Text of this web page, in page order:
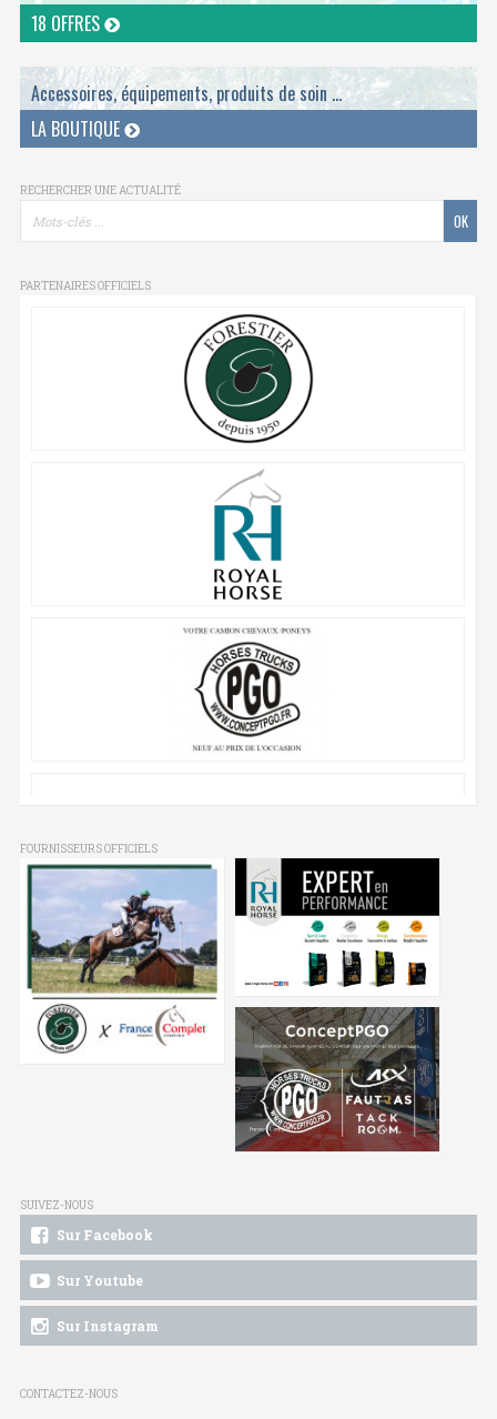
18 OFFRES
Accessoires, équipements, produits de soin ...
LA BOUTIQUE
RECHERCHER UNE ACTUALITÉ
PARTENAIRES OFFICIELS
FOURNISSEURS OFFICIELS
SUIVEZ-NOUS
Sur Facebook
Sur Youtube
Sur Instagram
CONTACTEZ-NOUS